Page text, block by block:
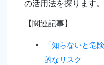
の活用法を探ります。
【関連記事】
「知らないと危
的なリスク